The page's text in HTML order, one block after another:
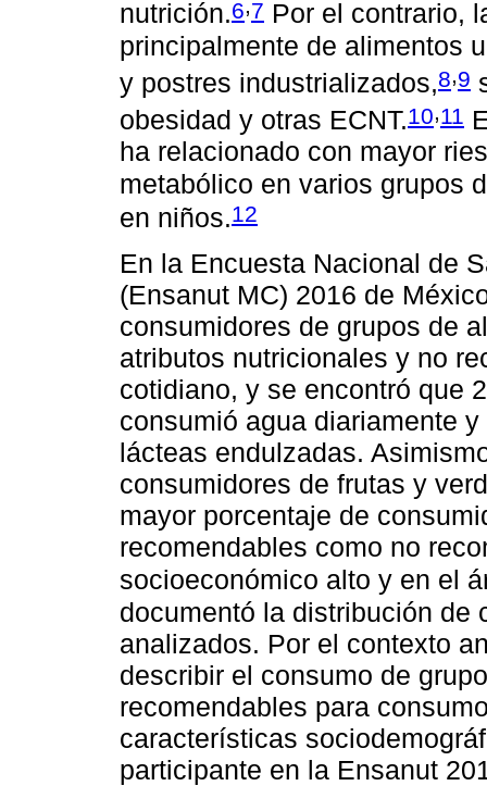
nutrición.6,7 Por el contrario,
principalmente de alimentos
y postres industrializados,8 9
obesidad y otras ECNT.10,11
ha relacionado con mayor
metabólico en varios grupos
en niños.12
En la Encuesta Nacional de
(Ensanut MC) 2016 de
consumidores de grupos de
atributos nutricionales y no
cotidiano, y se encontró que
consumió agua diariamente
lácteas endulzadas.
consumidores de frutas y
mayor porcentaje de
recomendables como no
socioeconómico alto y en el
documentó la distribución de
analizados. Por el contexto
describir el consumo de
recomendables para
características
participante en la Ensanut